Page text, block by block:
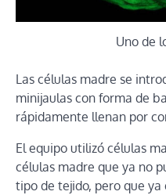
Uno de
Las células madre se
minijaulas con forma de
rápidamente llenan por
El equipo utilizó células
células madre que ya no
tipo de tejido, pero que